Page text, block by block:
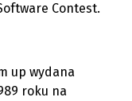
Contest.
up wydana
roku na